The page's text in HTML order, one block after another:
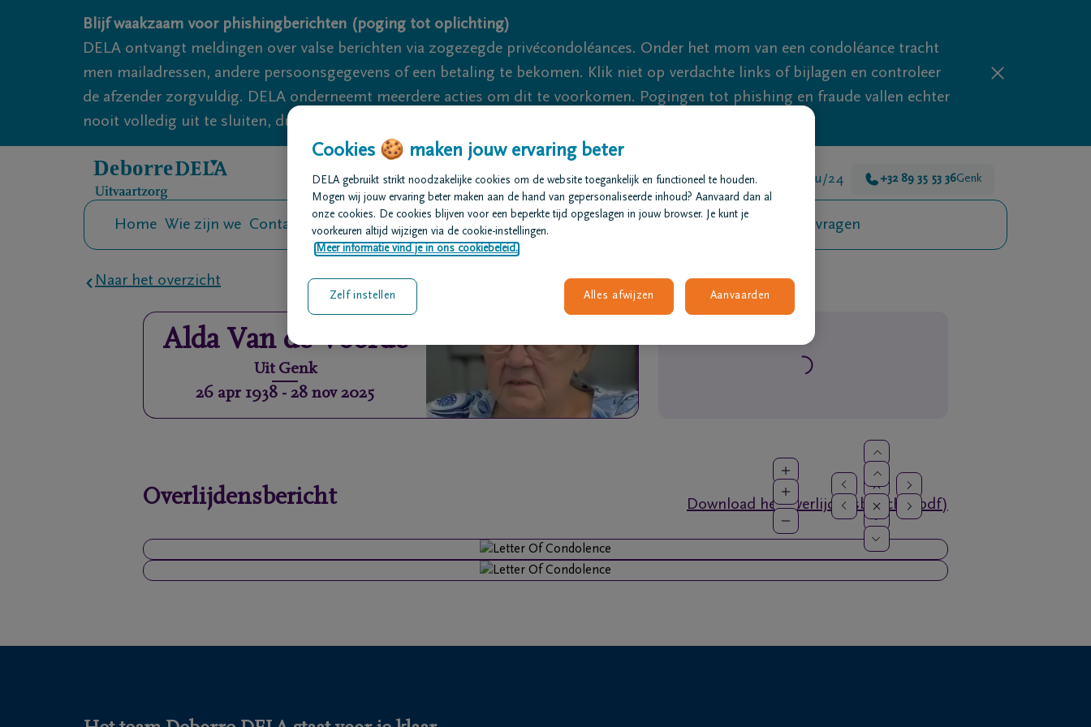
Overslaan en naar inhoud gaan
Blijf waakzaam voor phishingberichten (poging tot oplichting)
DELA ontvangt meldingen over valse berichten via zogezegde privécondoléances. Onder het mom van een condoléance tracht
men mailadressen, andere persoonsgegevens of een betaling te bekomen. Klik niet op verdachte links of bijlagen en controleer
de afzender zorgvuldig. DELA onderneemt meerdere acties om dit te voorkomen. Pogingen tot phishing en fraude vallen echter
nooit volledig uit te sluiten, dus blijf waakzaam.
We zijn er voor je 24u/24 +32 89 35 53 36Genk
Home Wie zijn we Contact Uitvaart regelen Overlijdensberichten Ons uitvaartcentrum Veelgestelde vragen
Naar het overzicht
Alda Van de Voorde
Uit Genk
26 apr 1938 -28 nov 2025
Overlijdensbericht Download het overlijdensbericht (pdf)
Cookies 🍪 maken jouw ervaring beter
DELA gebruikt strikt noodzakelijke cookies om de website toegankelijk en functioneel te houden.
Mogen wij jouw ervaring beter maken aan de hand van gepersonaliseerde inhoud? Aanvaard dan al
onze cookies. De cookies blijven voor een beperkte tijd opgeslagen in jouw browser. Je kunt je
voorkeuren altijd wijzigen via de cookie-instellingen.
Meer informatie vind je in ons cookiebeleid.
Alles afwijzen Aanvaarden
Zelf instellen